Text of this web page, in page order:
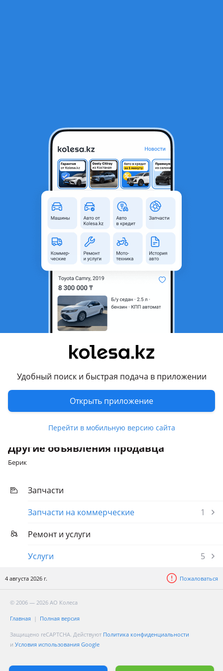
Удобный поиск и быстрая подача в приложении
Открыть приложение
Перейти в мобильную версию сайта
Газель. Перевозки. Костанай.
Костанай, Костанайская
область
Грузоперевозки
Комментарий продавца
т: 501-502 Грузоперевозки "КАРАВАН"
Газели по городу, области, РК, России.
Услуги Грузчиков.
Наличный и безналичный расчет.
Переезды домашние, офисные и т.д.
Все документы.
Самое оперативное ГРУЗОТАКСИ в регионе.
Цены приемлемые.
ЗВОНИТЕ
Перевести
Другие объявления продавца
Берик
Запчасти
Запчасти на коммерческие
1
Ремонт и услуги
Услуги
5
4 августа 2026 г. Пожаловаться
© 2006 — 2026 АО Колеса
Главная Полная версия
Защищено reCAPTCHA. Действуют Политика конфиденциальности
и Условия использования Google